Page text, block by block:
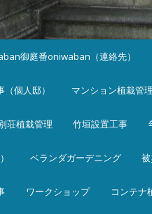
御庭番oniwaban（連絡先）
個人邸） マンション植栽管理
荘植栽管理 竹垣設置工事
ベランダガーデニング
ワークショップ コンテナ